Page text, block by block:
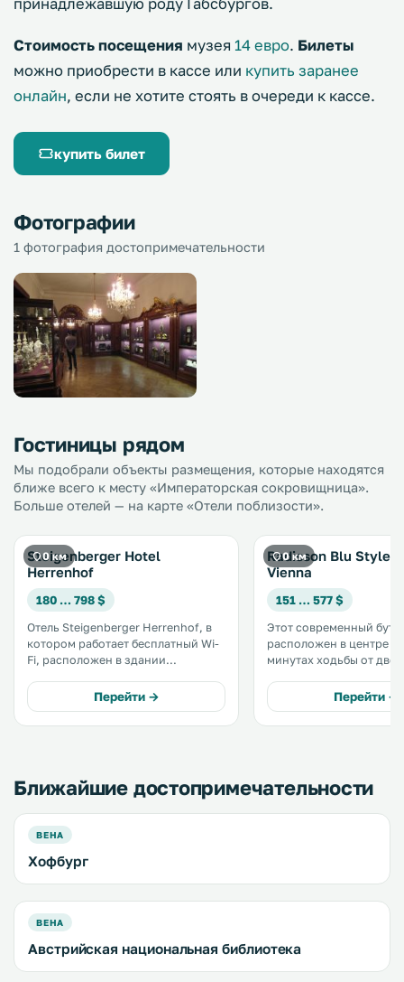
принадлежавшую роду Габсбургов.
Стоимость посещения музея 14 евро. Билеты
можно приобрести в кассе или купить заранее
онлайн, если не хотите стоять в очереди к кассе.
купить билет
Фотографии
1 фотография достопримечательности
Гостиницы рядом
Мы подобрали объекты размещения, которые находятся
ближе всего к месту «Императорская сокровищница».
Больше отелей — на карте «Отели поблизости».
0 км
Steigenberger Hotel
Herrenhof
180 … 798 $
Отель Steigenberger Herrenhof, в
котором работает бесплатный Wi-
Fi, расположен в здании
центральной части первого
района Вены, рядом с
императорским дворцом Хофбург.
Перейти →
0 км
Radisson Blu Style
Vienna
151 … 577 $
Этот современный
расположен в центре
минутах ходьбы от
отеля к услугам гостей
Wi-Fi. .
Перейти →
Ближайшие достопримечательности
ВЕНА
Хофбург
ВЕНА
Австрийская национальная библиотека